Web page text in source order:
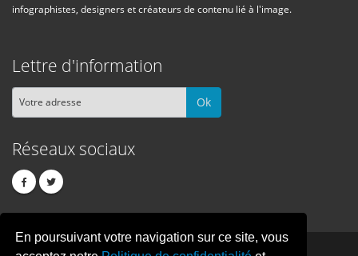
En poursuivant votre navigation sur ce site, vous
infographistes, designers et créateurs de contenu lié à l'image.
Lettre d'information
Ok
Réseaux sociaux